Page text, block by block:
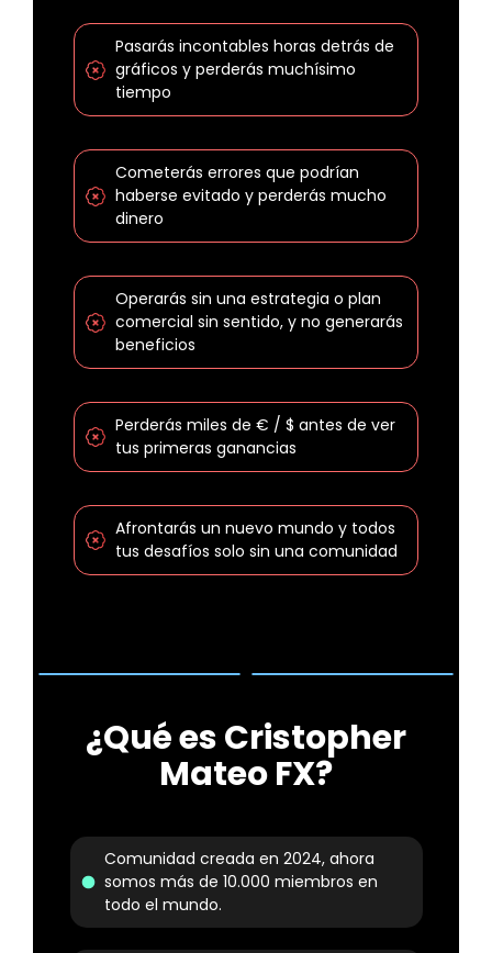
Pasarás incontables horas detrás de
gráficos y perderás muchísimo
tiempo
Cometerás errores que podrían
haberse evitado y perderás mucho
dinero
Operarás sin una estrategia o plan
comercial sin sentido, y no generarás
beneficios
Perderás miles de € / $ antes de ver
tus primeras ganancias
Afrontarás un nuevo mundo y todos
tus desafíos solo sin una comunidad
¿Qué es Cristopher
Mateo FX?
Comunidad creada en 2024, ahora
somos más de 10.000 miembros en
todo el mundo.